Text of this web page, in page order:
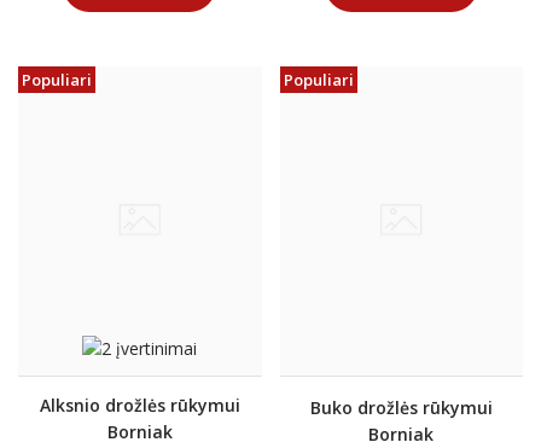
Populiari
Alksnio drožlės rūkymui
Borniak
Populiari
Buko drožlės rūkymui
Borniak